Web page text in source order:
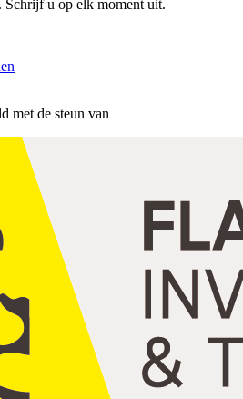
Schrijf u op elk moment uit.
met de steun van